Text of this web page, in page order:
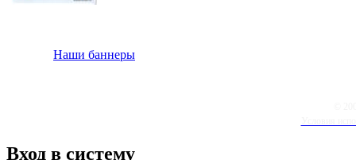
Наши баннеры
Вход в систему